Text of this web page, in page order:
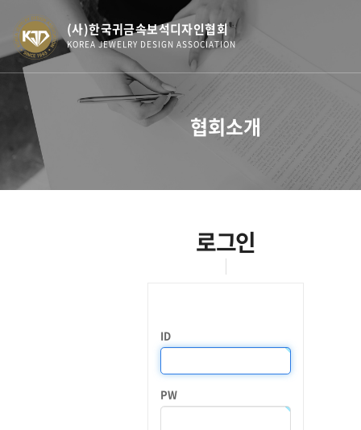
(사)한국귀금속보석디자인협회
KOREA JEWELRY DESIGN ASSOCIATION
협회소개
로그인
ID
PW